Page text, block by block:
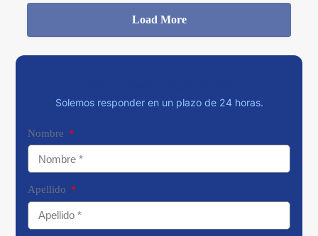
Load More
Solemos responder en un plazo de 24 horas.
Nombre
Apellido